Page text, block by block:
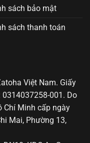
sách bảo mật
sách thanh toán
Việt Nam. Giấy
001. Do
Chí Minh cấp ngày
Mai, Phường 13,